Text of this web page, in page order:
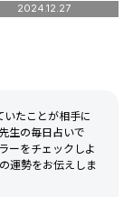
2024.12.27
たことが相手に
生の毎日占いで
ーをチェックしよ
運勢をお伝えしま